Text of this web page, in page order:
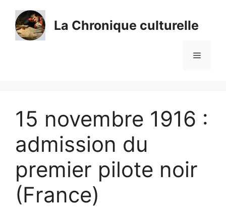
contenu
La Chronique culturelle
Menu
15 novembre 1916 :
admission du
premier pilote noir
(France)